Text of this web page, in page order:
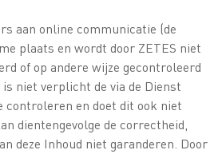
aan online communicatie (de
plaats en wordt door ZETES niet
of op andere wijze gecontroleerd
is niet verplicht de via de Dienst
controleren en doet dit ook niet
dientengevolge de correctheid,
deze Inhoud niet garanderen. Door